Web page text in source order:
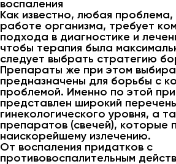
воспаления
Как известно, любая
работе организма, требует
подхода в диагностике и
чтобы терапия была
следует выбрать стратегию
Препараты же при этом
предназначены для борьбы с
проблемой. Именно по этой
представлен широкий
гинекологического уровня, а
препаратов (свечей), которые
наискорейшему излечению.
От воспаления придатков с
противовоспалительным